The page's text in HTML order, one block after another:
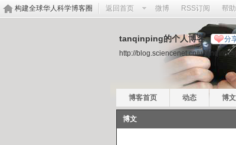
构建全球华人科学博客圈 返回首页 微博 RSS订阅 帮助
tanqinping的个人博客 分
http://blog.sciencenet.cn/u/tanqinping
博客首页 动态 博文
博文